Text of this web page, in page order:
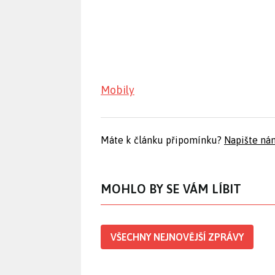
Mobily
Máte k článku připomínku? Napište
MOHLO BY SE VÁM LÍBIT
VŠECHNY NEJNOVĚJŠÍ ZPRÁVY